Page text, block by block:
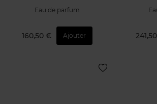
Eau de parfum
160,50 € Ajouter